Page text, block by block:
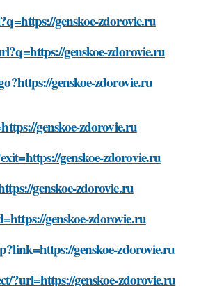
genskoe-zdorovie.ru
genskoe-zdorovie.ru
genskoe-zdorovie.ru
genskoe-zdorovie.ru
genskoe-zdorovie.ru
genskoe-zdorovie.ru
genskoe-zdorovie.ru
genskoe-zdorovie.ru
?url=https://genskoe-zdorovie.ru